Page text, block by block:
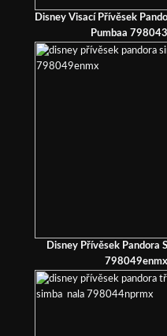
Disney Visací Přívěsek
Pumbaa
Disney Přívěsek Pandora
798049enmx